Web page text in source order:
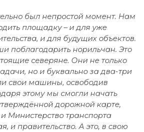
был непростой момент. Нам
площадку – и для уже
и для будущих объектов.
поблагодарить норильчан. Это
северяне. Они не только
но и буквально за два-три
свои машины, освободив
этому мы смогли начать
дорожной карте,
Министерство транспорта
и правительство. А это, в свою